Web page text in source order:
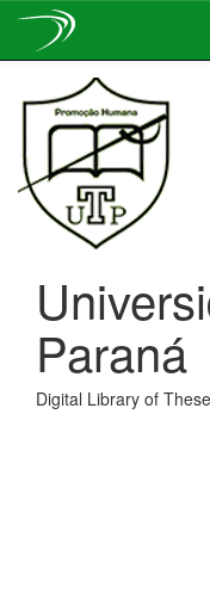
navigation
Paraná
Digital Library of